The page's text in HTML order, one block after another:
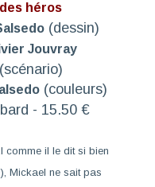
des héros
(dessin)
Jouvray
(scénario)
(couleurs)
- 15.50 €
comme il le dit si bien
Mickael ne sait pas